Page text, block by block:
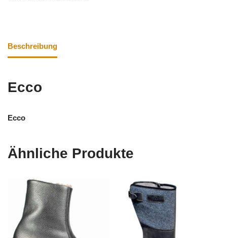
Beschreibung
Ecco
Ecco
Ähnliche Produkte